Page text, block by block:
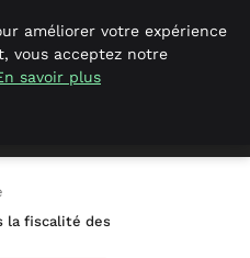
la fiscalité des jeunes entreprises
améliorer votre expérience
vous acceptez notre
savoir plus